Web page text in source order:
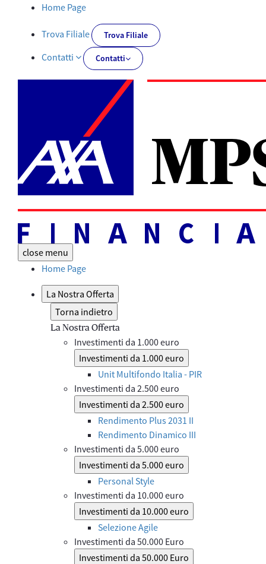
Tutti i documenti | AXA MPS Financial - AXA-MPSFINANCIAL.IT
Home Page
Trova Filiale Trova Filiale
Contatti Contatti
close menu
Home Page
La Nostra Offerta
Torna indietro
La Nostra Offerta
Investimenti da 1.000 euro
Investimenti da 1.000 euro
Unit Multifondo Italia - PIR
Investimenti da 2.500 euro
Investimenti da 2.500 euro
Rendimento Plus 2031 II
Rendimento Dinamico III
Investimenti da 5.000 euro
Investimenti da 5.000 euro
Personal Style
Investimenti da 10.000 euro
Investimenti da 10.000 euro
Selezione Agile
Investimenti da 50.000 Euro
Investimenti da 50.000 Euro